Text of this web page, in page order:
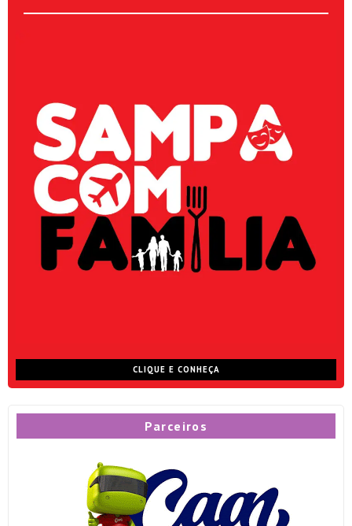
CLIQUE E CONHEÇA
Parceiros